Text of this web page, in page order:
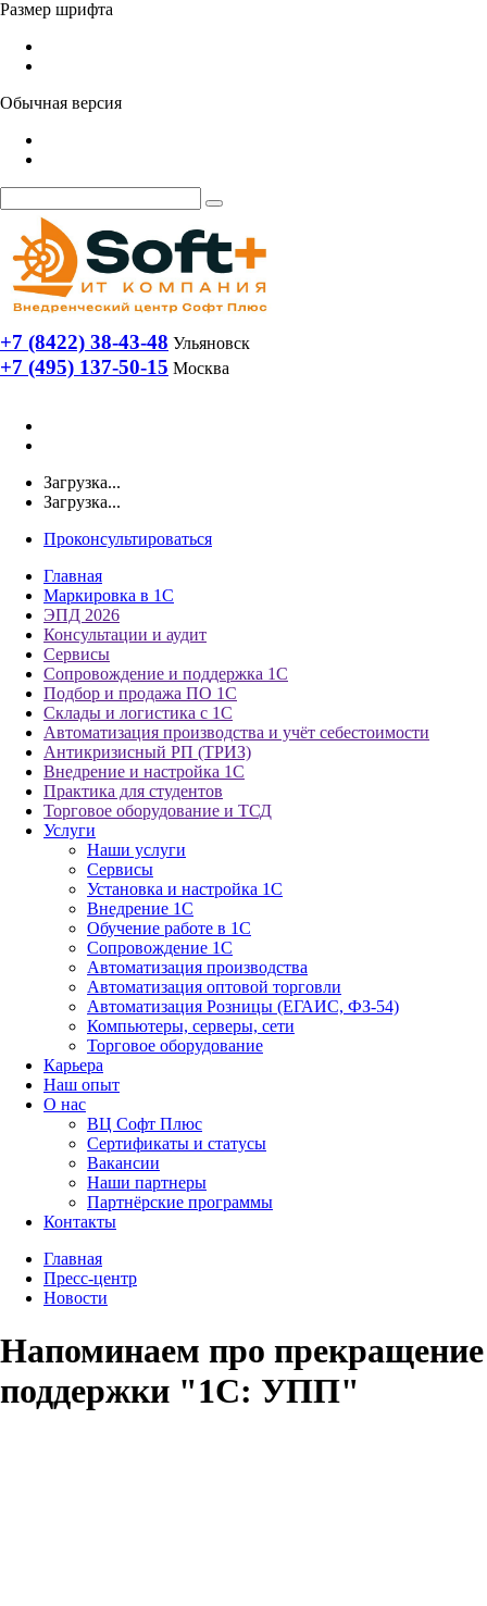
Размер шрифта
Обычная версия
+7 (8422) 38-43-48 Ульяновск
+7 (495) 137-50-15 Москва
Загрузка...
Загрузка...
Проконсультироваться
Главная
Маркировка в 1С
ЭПД 2026
Консультации и аудит
Сервисы
Сопровождение и поддержка 1С
Подбор и продажа ПО 1С
Склады и логистика с 1С
Автоматизация производства и учёт себестоимости
Антикризисный РП (ТРИЗ)
Внедрение и настройка 1С
Практика для студентов
Торговое оборудование и ТСД
Услуги
Наши услуги
Сервисы
Установка и настройка 1С
Внедрение 1С
Обучение работе в 1С
Сопровождение 1С
Автоматизация производства
Автоматизация оптовой торговли
Автоматизация Розницы (ЕГАИС, ФЗ-54)
Компьютеры, серверы, сети
Торговое оборудование
Карьера
Наш опыт
О нас
ВЦ Софт Плюс
Сертификаты и статусы
Вакансии
Наши партнеры
Партнёрские программы
Контакты
Главная
Пресс-центр
Новости
Напоминаем про прекращение
поддержки "1С: УПП"